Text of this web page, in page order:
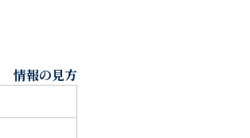
情報の見方